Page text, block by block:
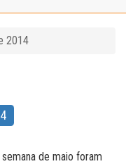
2014
de maio foram